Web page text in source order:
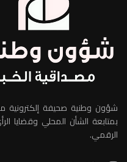
شؤون وطنية صحيفة إلكترونية
بمتابعة الشأن المحلي وقضايا
الرقمي.